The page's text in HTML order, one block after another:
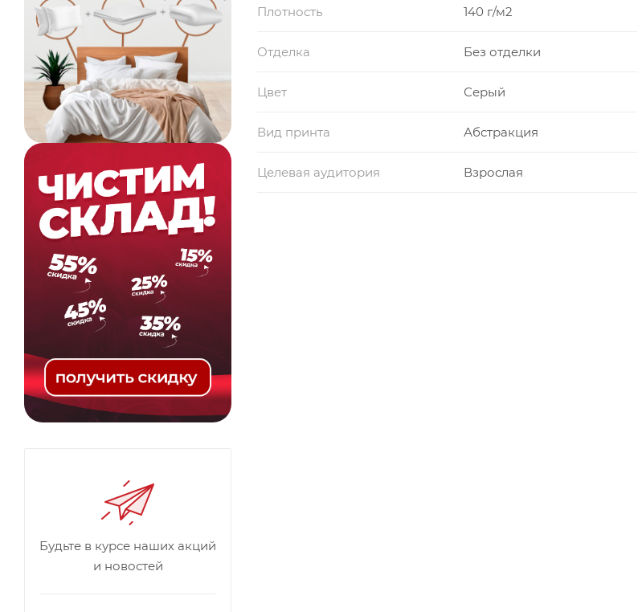
Плотность 140 г/м2
Отделка Без отделки
Цвет Серый
Вид принта Абстракция
Целевая аудитория Взрослая
Будьте в курсе наших акций
и новостей